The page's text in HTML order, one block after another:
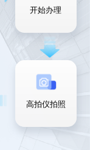
开始办理
高拍仪拍照